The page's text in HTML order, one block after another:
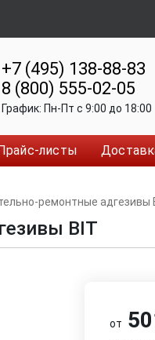
+7 (495) 138-88-83
8 (800) 555-02-05
График: Пн-Пт c 9:00 до 18:00
листы
ремонтные адгезивы
BIT
от